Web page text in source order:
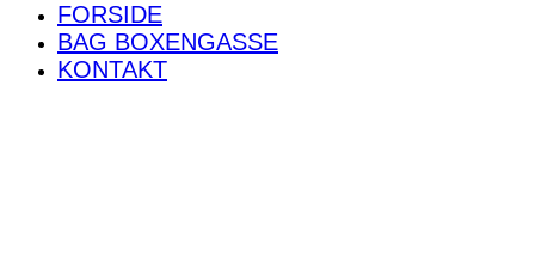
FORSIDE
BAG BOXENGASSE
KONTAKT